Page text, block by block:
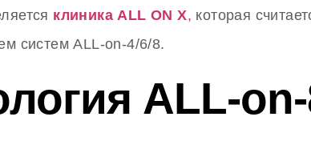
клиника ALL ON X, которая
систем ALL-on-4/6/8.
ALL-